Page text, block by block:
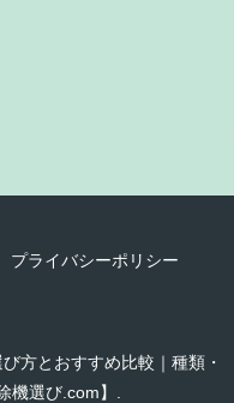
プライバシーポリシー
方とおすすめ比較｜種類・
機選び.com】.